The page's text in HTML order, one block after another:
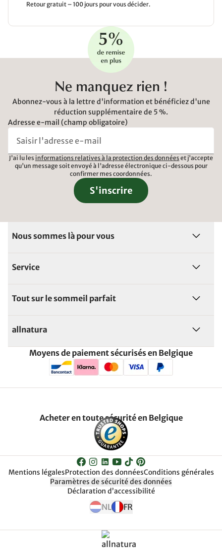
Retour gratuit – 100 jours pour vous décider.
Ne manquez rien !
Abonnez-vous à la lettre d'information et bénéficiez d'une
réduction supplémentaire de 5 %.
Adresse e-mail (champ obligatoire)
J'ai lu les informations relatives à la protection des données et j'accepte
qu'un message soit envoyé à l'adresse électronique ci-dessous pour
confirmer mes coordonnées.
S'inscrire
Nous sommes là pour vous
Service
Tout sur le sommeil parfait
allnatura
Moyens de paiement sécurisés en Belgique
Acheter en toute sécurité en Belgique
Mentions légalesProtection des donnéesConditions générales
Paramètres de sécurité des données
Déclaration d’accessibilité
NL FR